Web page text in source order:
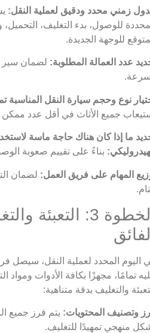
زمني محدد ودقيق لعملية النقل:
للوصول، بدء التغليف،
للوجهة الجديدة.
عدد العمالة المطلوبة: لضمان سير
نوع وحجم سيارة النقل المناسبة
جميع الأثاث في أقل عدد
ما إذا كان هناك حاجة ماسة
بناءً على تقييم صعوبة
المهام على فريق العمل: لضمان
الخطوة 3:
اليوم المحدد لعملية النقل، سيصل
تمامًا، مجهزًا بكافة الأدوات ومواد
والتغليف بدقة متناهية:
وتصنيف المحتويات: يتم فرز جميع
منهجي تمهيدًا للتغليف.